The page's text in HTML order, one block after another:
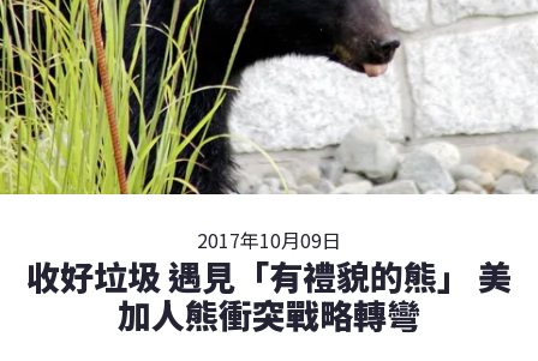
2017年10月09日
收好垃圾 遇見「有禮貌的熊」 美
加人熊衝突戰略轉彎